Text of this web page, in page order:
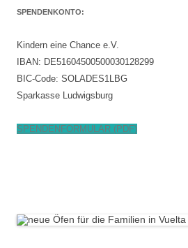
SPENDENKONTO:
Kindern eine Chance e.V.
IBAN: DE51604500500030128299
BIC-Code: SOLADES1LBG
Sparkasse Ludwigsburg
SPENDENFORMULAR (PDF)